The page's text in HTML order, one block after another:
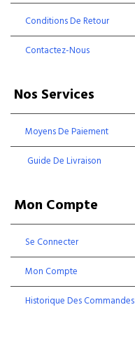
Conditions De Retour
Contactez-Nous
Nos Services
Moyens De Paiement
Guide De Livraison
Mon Compte
Se Connecter
Mon Compte
Historique Des Commandes